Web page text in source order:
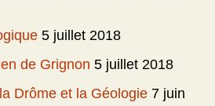
5 juillet 2018
de Grignon 5 juillet 2018
Drôme et la Géologie 7 juin